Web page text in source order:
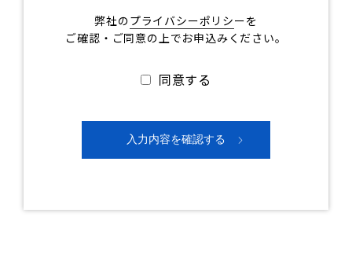
弊社のプライバシーポリシーを
ご確認・ご同意の上でお申込みください。
同意する